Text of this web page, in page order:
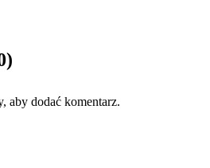
aby dodać komentarz.